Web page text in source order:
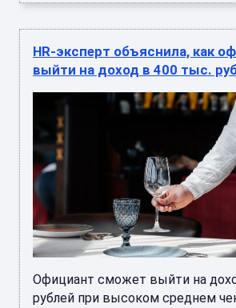
HR-эксперт объяснила, как
выйти на доход в 400 тыс.
Официант сможет выйти на
рублей при высоком среднем